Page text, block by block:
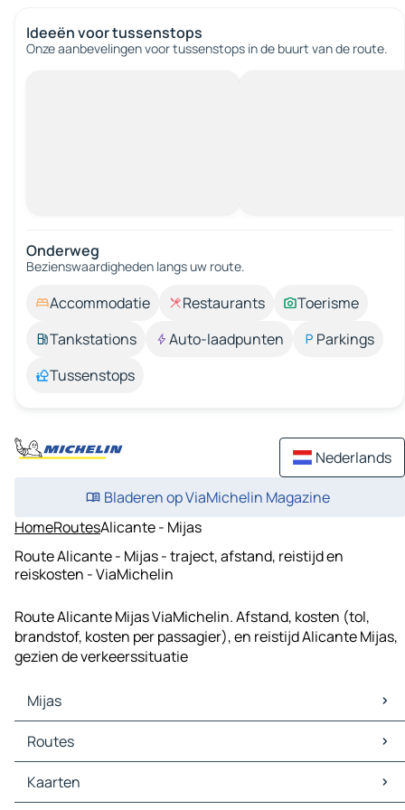
Ideeën voor tussenstops
Onze aanbevelingen voor tussenstops in de buurt van de route.
Onderweg
Bezienswaardigheden langs uw route.
Accommodatie Restaurants
Toerisme
Tankstations
Auto-laadpunten
Parkings
Tussenstops
Nederlands
Bladeren op ViaMichelin Magazine
HomeRoutesAlicante - Mijas
Route Alicante - Mijas - traject, afstand, reistijd en
reiskosten - ViaMichelin
Route Alicante Mijas ViaMichelin. Afstand, kosten (tol,
brandstof, kosten per passagier), en reistijd Alicante Mijas,
gezien de verkeerssituatie
Mijas
Mijas Kaarten
Mijas Verkeer
Mijas Hotels
Mijas Restaurants
Routes
Routes Mijas - Málaga
Routes Mijas - Benalmádena
Kaarten